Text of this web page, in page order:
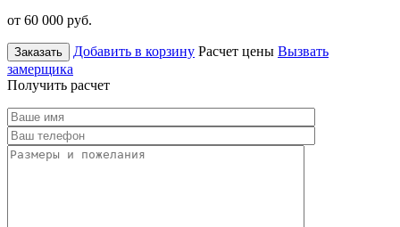
от 60 000 руб.
Заказать Добавить в корзину Расчет цены Вызвать
замерщика
Получить расчет